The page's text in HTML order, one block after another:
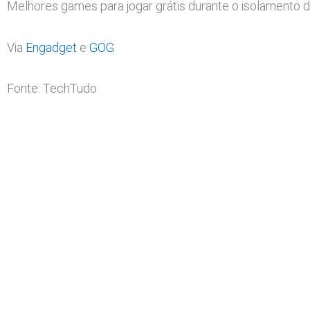
Melhores games para jogar grátis durante o isolamento
Via Engadget e GOG
Fonte: TechTudo